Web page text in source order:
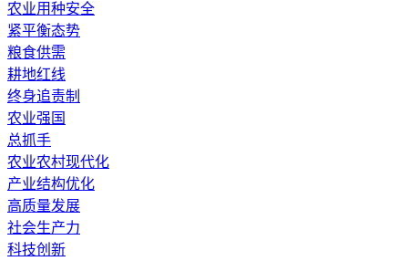
农业用种安全
紧平衡态势
粮食供需
耕地红线
终身追责制
农业强国
总抓手
农业农村现代化
产业结构优化
高质量发展
社会生产力
科技创新